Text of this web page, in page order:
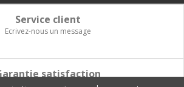
Service client
Ecrivez-nous un message
satisfaction